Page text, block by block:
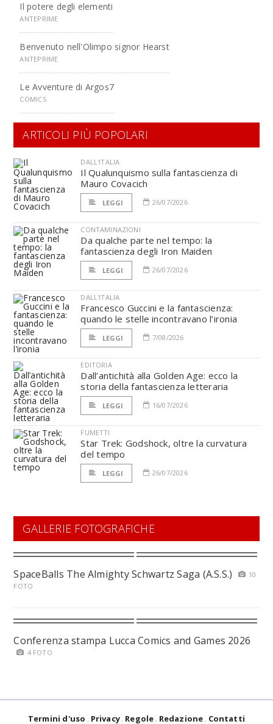
Il potere degli elementi
ANTEPRIME
Benvenuto nell'Olimpo signor Hearst
ANTEPRIME
Le Avventure di Argos7
COMICS
ARTICOLI PIÙ POPOLARI
DALL'ITALIA
Il Qualunquismo sulla fantascienza di
Mauro Covacich
LEGGI 26/07/2026
CONTAMINAZIONI
Da qualche parte nel tempo: la
fantascienza degli Iron Maiden
LEGGI 26/07/2026
DALL'ITALIA
Francesco Guccini e la fantascienza:
quando le stelle incontravano l’ironia
LEGGI 7/08/2026
EDITORIA
Dall’antichità alla Golden Age: ecco la
storia della fantascienza letteraria
LEGGI 16/07/2026
FUMETTI
Star Trek: Godshock, oltre la curvatura
del tempo
LEGGI 26/07/2026
GALLERIE FOTOGRAFICHE
SpaceBalls The Almighty Schwartz Saga (A.S.S.)
10
FOTO
Conferenza stampa Lucca Comics and Games 2026
4 FOTO
Termini d'uso Privacy Regole Redazione Contatti